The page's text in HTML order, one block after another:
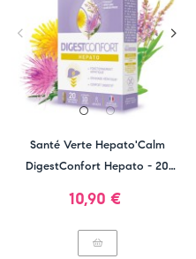
Santé Verte Hepato'Calm
DigestConfort Hepato - 20
Prix
10,90 €